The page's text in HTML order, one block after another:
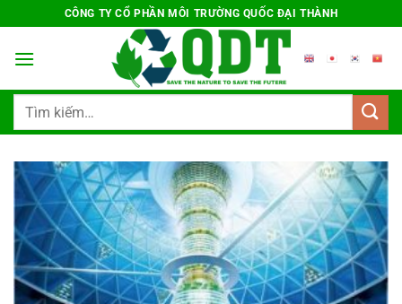
đến
nội
CÔNG TY CỔ PHẦN MÔI TRƯỜNG QUỐC ĐẠI THÀNH
Tìm